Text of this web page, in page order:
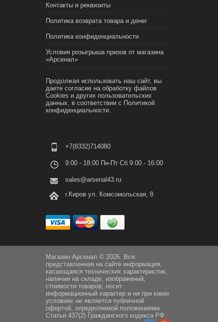
Контакты и реквизиты
Политика возврата товара и денег
Политика конфиденциальности
Условия розыгрыша призов от магазина
«Арсенал»
Продолжая использовать наш сайт, вы
даете согласие на обработку файлов
Cookies и других пользовательских
данных, в соответствии с Политикой
конфиденциальности.
+7(8332)714080
9:00 - 18:00 Пн-Пт Сб 9:00 - 16:00
sales@arsenal43.ru
г.Киров ул. Комсомольская, 8
Магазин Арсенал © 2026. Вся
представленная на сайте информация,
касающаяся технических характеристик,
наличия на складе, изображений,
стоимости товаров, носит
информационный характер и ни при каких
условиях не является публичной
офертой, определяемой положениями
Статьи 437(2) Гражданского кодекса РФ.